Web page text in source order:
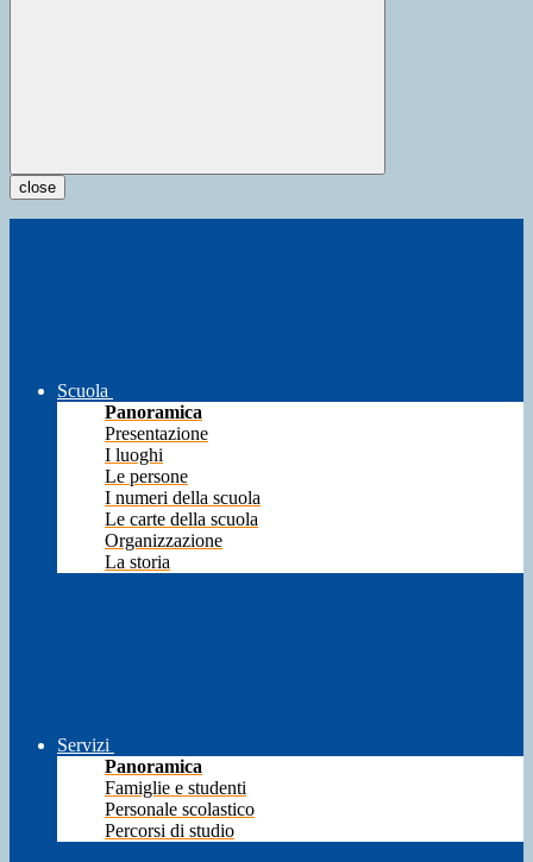
close
Scuola
Panoramica
Presentazione
I luoghi
Le persone
I numeri della scuola
Le carte della scuola
Organizzazione
La storia
Servizi
Panoramica
Famiglie e studenti
Personale scolastico
Percorsi di studio